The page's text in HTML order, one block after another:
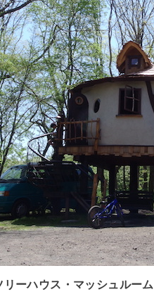
リーハウス・マッシュルーム